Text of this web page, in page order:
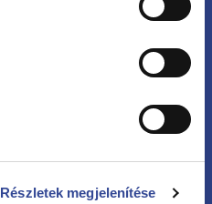
Részletek megjelenítése